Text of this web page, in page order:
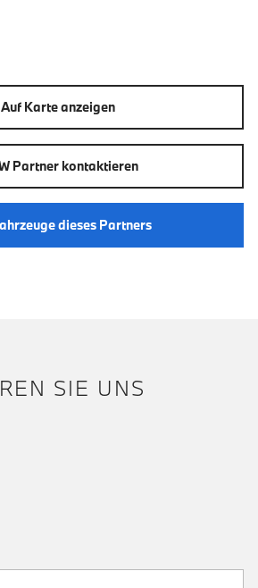
Auf Karte anzeigen
Partner kontaktieren
dieses Partners
SIE UNS